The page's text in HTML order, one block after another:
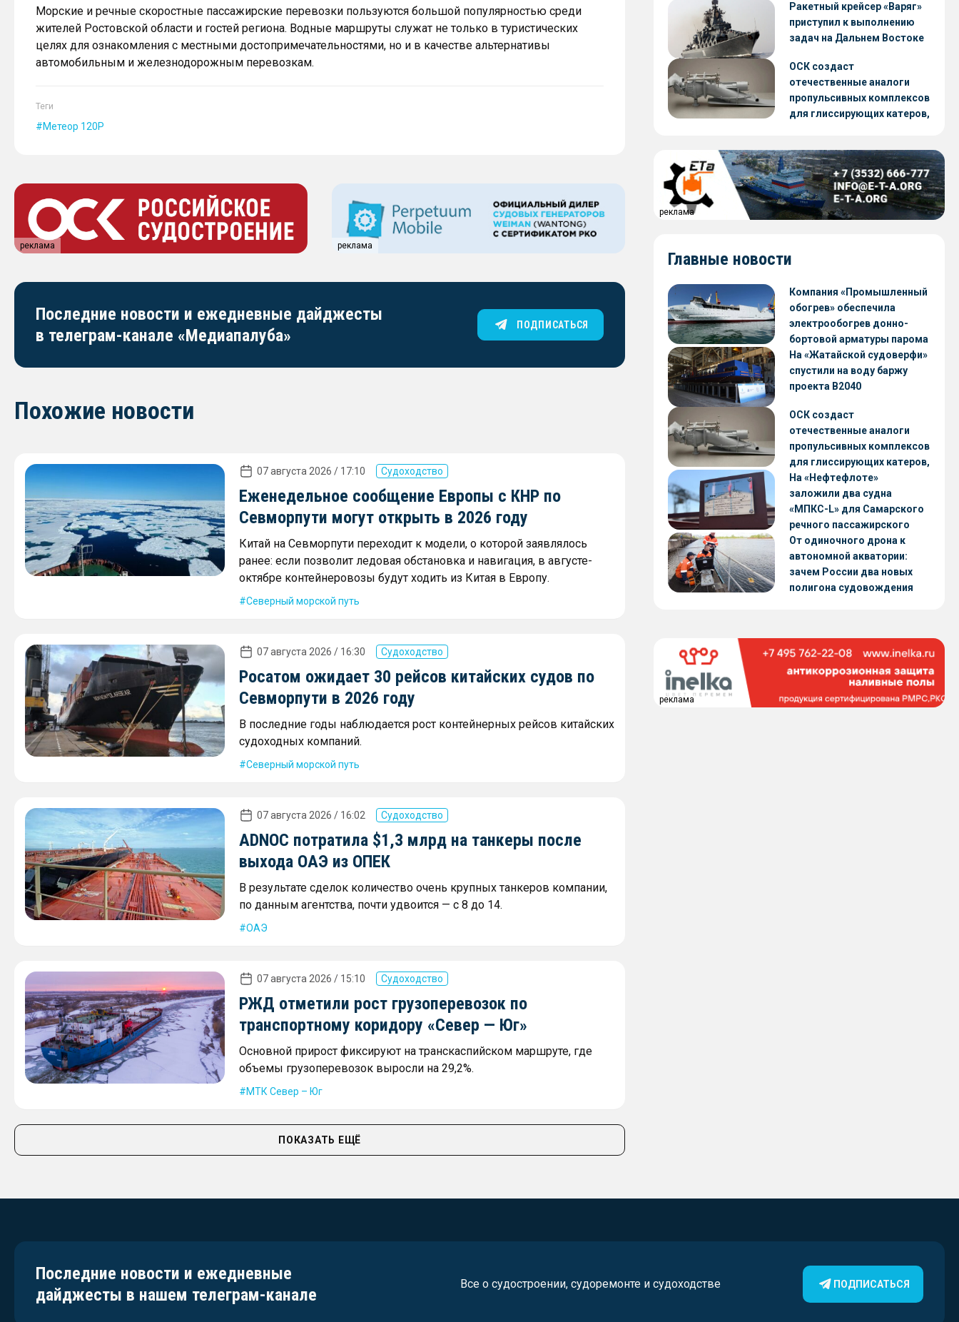
Морские и речные скоростные пассажирские перевозки пользуются большой популярностью среди
жителей Ростовской области и гостей региона. Водные маршруты служат не только в туристических
целях для ознакомления с местными достопримечательностями, но и в качестве альтернативы
автомобильным и железнодорожным перевозкам.
Теги
Метеор 120Р
реклама реклама
Последние новости и ежедневные дайджесты
в телеграм-канале «Медиапалуба»
ПОДПИСАТЬСЯ
Похожие новости
07 августа 2026 / 17:10 Судоходство
Еженедельное сообщение Европы с КНР по
Севморпути могут открыть в 2026 году
Китай на Севморпути переходит к модели, о которой заявлялось
ранее: если позволит ледовая обстановка и навигация, в августе-
октябре контейнеровозы будут ходить из Китая в Европу.
Северный морской путь
07 августа 2026 / 16:30 Судоходство
Росатом ожидает 30 рейсов китайских судов по
Севморпути в 2026 году
В последние годы наблюдается рост контейнерных рейсов китайских
судоходных компаний.
Северный морской путь
07 августа 2026 / 16:02 Судоходство
ADNOC потратила $1,3 млрд на танкеры после
выхода ОАЭ из ОПЕК
В результате сделок количество очень крупных танкеров компании,
по данным агентства, почти удвоится — с 8 до 14.
ОАЭ
07 августа 2026 / 15:10 Судоходство
РЖД отметили рост грузоперевозок по
транспортному коридору «Север — Юг»
Основной прирост фиксируют на транскаспийском маршруте, где
объемы грузоперевозок выросли на 29,2%.
МТК Север – Юг
ПОКАЗАТЬ ЕЩЁ
конца 2026 года
Ракетный крейсер «Варяг»
приступил к выполнению
задач на Дальнем Востоке
ОСК создаст
отечественные аналоги
пропульсивных комплексов
для глиссирующих катеров,
реклама
Главные новости
Компания «Промышленный
обогрев» обеспечила
электрообогрев донно-
бортовой арматуры парома
«Петропавловск» проекта
CNF22
На «Жатайской судоверфи»
спустили на воду баржу
проекта В2040
ОСК создаст
отечественные аналоги
пропульсивных комплексов
для глиссирующих катеров,
скоростных судов и судов с
малой осадкой
На «Нефтефлоте»
заложили два судна
«МПКС-L» для Самарского
речного пассажирского
предприятия
От одиночного дрона к
автономной акватории:
зачем России два новых
полигона судовождения
реклама
Последние новости и ежедневные
дайджесты в нашем телеграм-канале
Все о судостроении, судоремонте и судоходстве ПОДПИСАТЬСЯ